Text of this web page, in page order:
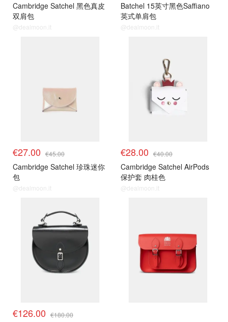
Cambridge Satchel 黑色真皮
双肩包
@dealmoon.it
Batchel 15英寸黑色Saffiano
英式单肩包
@dealmoon.it
€27.00 €45.00
Cambridge Satchel 珍珠迷你
包
@dealmoon.it
€28.00 €40.00
Cambridge Satchel AirPods
保护套 肉桂色
@dealmoon.it
€126.00 €180.00